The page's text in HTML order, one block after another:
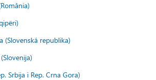
(Slovenská republika)
Srbija i Rep. Crna Gora)